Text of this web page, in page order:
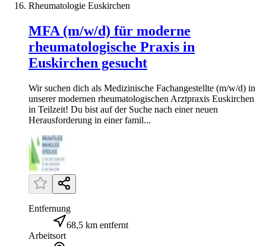
Rheumatologie Euskirchen
MFA (m/w/d) für moderne
rheumatologische Praxis in
Euskirchen gesucht
Wir suchen dich als Medizinische Fachangestellte (m/w/d) in
unserer modernen rheumatologischen Arztpraxis Euskirchen
in Teilzeit! Du bist auf der Suche nach einer neuen
Herausforderung in einer famil...
Entfernung
68,5 km entfernt
Arbeitsort